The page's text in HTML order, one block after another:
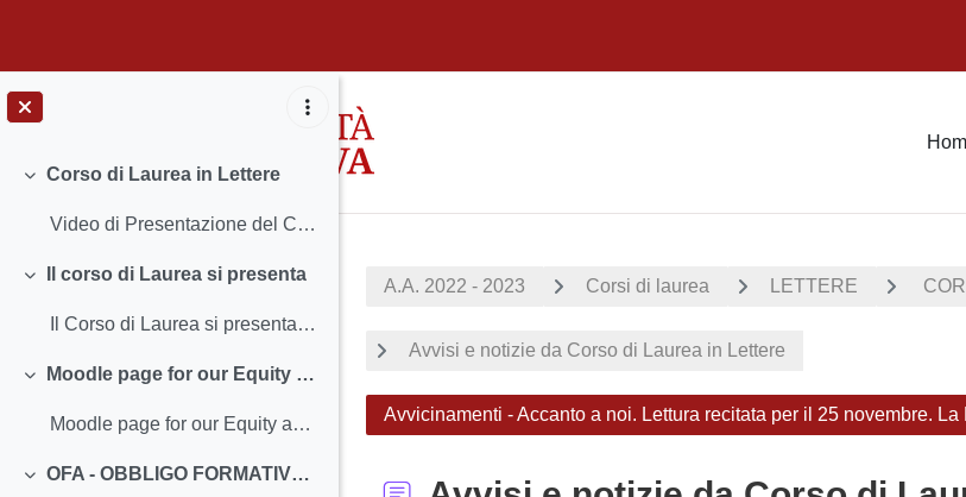
Minimizza
Corso di Laurea in Lettere
Video di Presentazione del Corso di Laurea tri...
Minimizza
Il corso di Laurea si presenta
Il Corso di Laurea si presenta Davide Su...
Minimizza
Moodle page for our Equity and Diversity Commission
Moodle page for our Equity and Diversity Commissio...
Minimizza
OFA - OBBLIGO FORMATIVO AGGIUNTIVO
A.A. 2022 - 2023 Corsi di laurea LETTERE
Avvisi e notizie da Corso di Laurea in Lettere
Avvicinamenti - Accanto a noi. Lettura recitata per il 25 novembre.